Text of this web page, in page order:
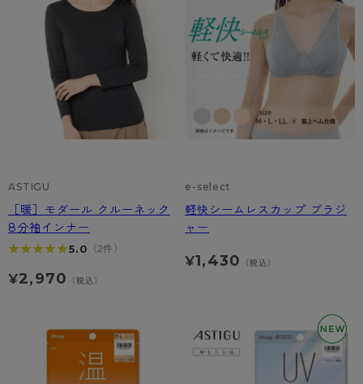
ASTIGU
［暖］モダール クルーネック
8分袖インナー
★★★★★
★★★★★5.0 （2件）
¥2,970 （税込）
e-select
軽快シームレスカップ ブラジ
ャー
¥1,430 （税込）